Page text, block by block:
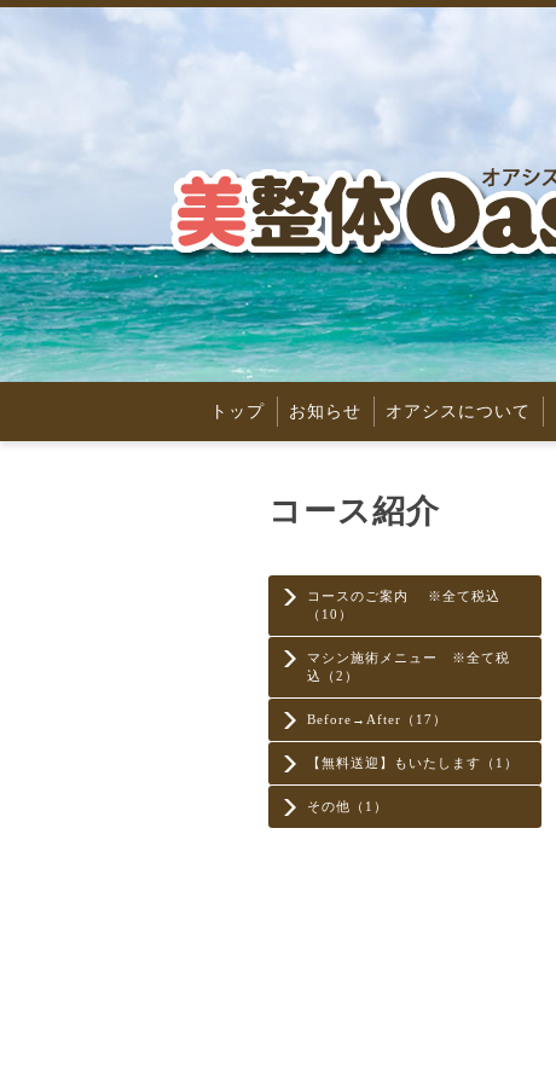
トップ お知らせ オアシスについて
コースのご案内 ※全て税込
（10）
マシン施術メニュー ※全て税
込（2）
Before→After（17）
【無料送迎】もいたします（1）
その他（1）
コース紹介